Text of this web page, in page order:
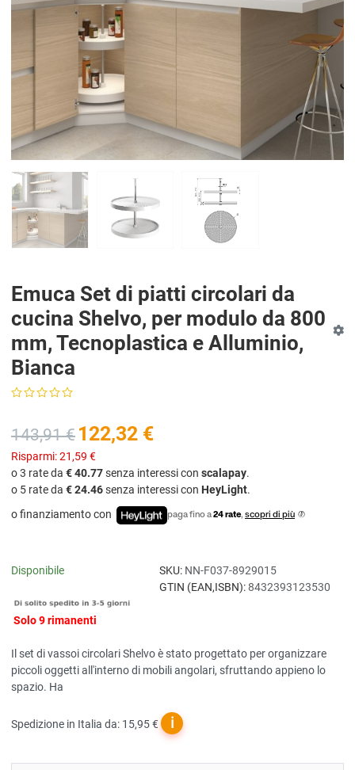
Emuca Set di piatti circolari da
cucina Shelvo, per modulo da 800
mm, Tecnoplastica e Alluminio,
Bianca
143,91 € 122,32 €
Risparmi:21,59 €
o 3 rate da € 40.77senza interessi con scalapay.
o 5 rate da € 24.46senza interessi con HeyLight.
o finanziamento con
paga fino a24 rate, scopri di più
Disponibile
Solo 9 rimanenti
SKU: NN-F037-8929015
GTIN (EAN,ISBN): 8432393123530
Il set di vassoi circolari Shelvo è stato progettato per organizzare
piccoli oggetti all'interno di mobili angolari, sfruttando appieno lo
spazio. Ha
Spedizione in Italia da: 15,95 € ℹ